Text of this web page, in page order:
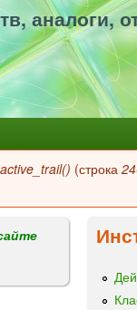
аналоги,
(строка